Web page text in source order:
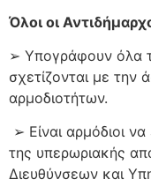
Όλοι οι
➢ Υπογράφουν όλα
σχετίζονται με
αρμοδιοτήτων.
➢ Είναι αρμόδιοι
της υπερωριακής
Διευθύνσεων και